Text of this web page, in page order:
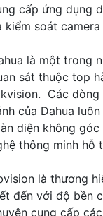
cấp ứng dụng
kiểm soát
là một trong
sát thuộc top
Các
của Dahua
diện không
thông minh hỗ
là thương
đến với độ bền
cung cấp